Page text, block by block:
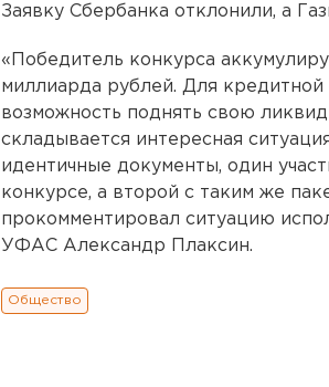
Заявку Сбербанка отклонили, а
«Победитель конкурса
миллиарда рублей. Для кредитной
возможность поднять свою
складывается интересная
идентичные документы, один
конкурсе, а второй с таким же
прокомментировал ситуацию
УФАС Александр Плаксин.
Общество